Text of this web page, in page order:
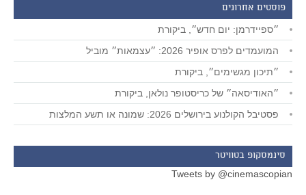
פוסטים אחרונים
״ספיידרמן: יום חדש״, ביקורת
המועמדים לפרס אופיר 2026: ״עצמאות״ מוביל
״תיכון מגשימים״, ביקורת
״האודיסאה״ של כריסטופר נולאן, ביקורת
פסטיבל הקולנוע בירושלים 2026: שמונה או תשע המלצות
סינמסקופ בטוויטר
Tweets by @cinemascopian